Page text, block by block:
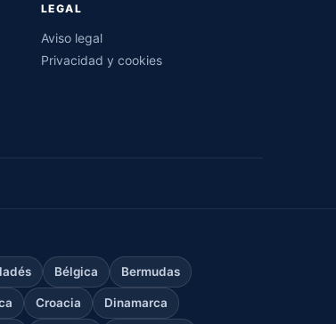
LEGAL
Aviso legal
Privacidad y cookies
Bélgica Bermudas
Croacia Dinamarca